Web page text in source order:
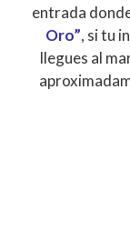
entrada
Oro”, si tu
llegues al